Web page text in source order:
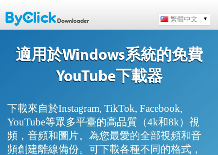
繁體中文
適用於Windows系統的免費
YouTube下載器
下載來自於Instagram, TikTok, Facebook,
YouTube等眾多平臺的高品質（4k和8k）視
頻，音頻和圖片。為您最愛的全部視頻和音
頻創建離線備份。可下載各種不同的格式，